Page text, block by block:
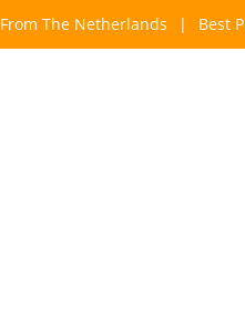
From The Netherlands | Best